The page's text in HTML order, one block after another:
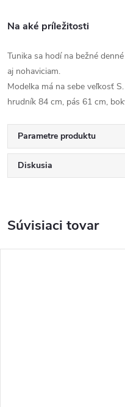
Na aké príležitosti
Tunika sa hodí na bežné
aj nohaviciam.
Modelka má na sebe veľkosť
hrudník 84 cm, pás 61 cm,
Parametre produktu
Diskusia
Súvisiaci tovar